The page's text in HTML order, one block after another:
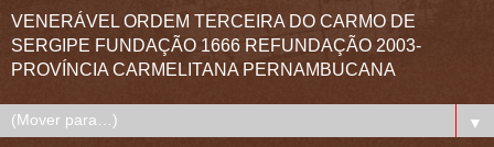
VENERÁVEL ORDEM TERCEIRA DO CARMO DE
SERGIPE FUNDAÇÃO 1666 REFUNDAÇÃO 2003-
PROVÍNCIA CARMELITANA PERNAMBUCANA
▼